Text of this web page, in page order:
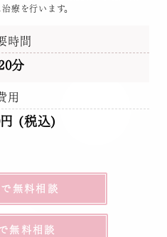
療を行います。
時間
分
用
(税込)
無料相談
無料相談